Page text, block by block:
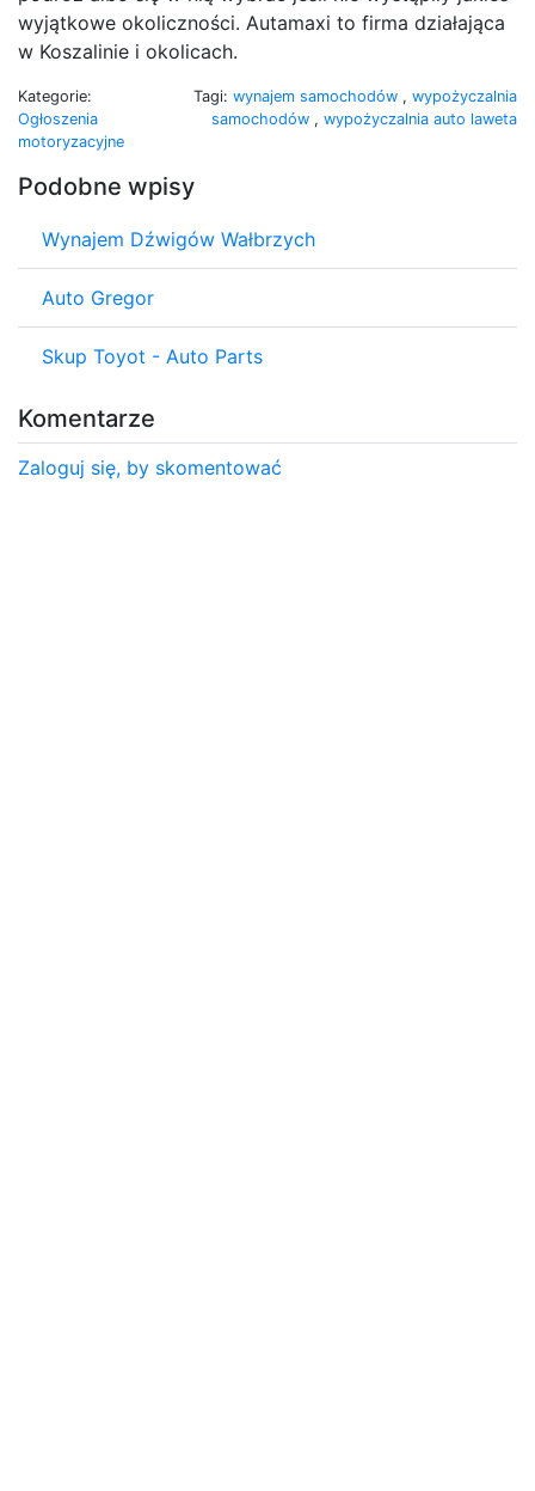
wyjątkowe okoliczności. Autamaxi to firma działająca
w Koszalinie i okolicach.
Kategorie:
Ogłoszenia
motoryzacyjne
Tagi: wynajem samochodów , wypożyczalnia
samochodów , wypożyczalnia auto laweta
Podobne wpisy
Wynajem Dźwigów Wałbrzych
Auto Gregor
Skup Toyot - Auto Parts
Komentarze
Zaloguj się, by skomentować